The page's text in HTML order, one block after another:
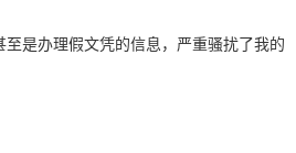
是办理假文凭的信息，严重骚扰了我的